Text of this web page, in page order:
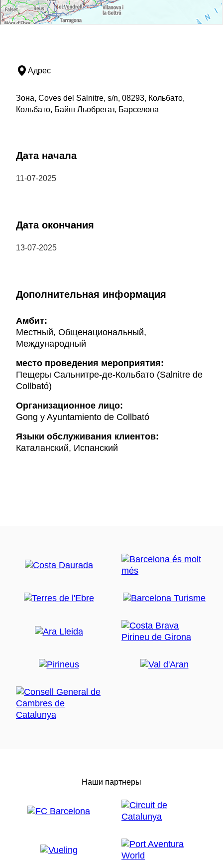
Адрес
Зона, Coves del Salnitre, s/n, 08293, Кольбато,
Кольбато, Байш Льобрегат, Барселона
Дата начала
11-07-2025
Дата окончания
13-07-2025
Дополнительная информация
Амбит:
Местный, Общенациональный,
Международный
место проведения мероприятия:
Пещеры Сальнитре-де-Кольбато (Salnitre de
Collbató)
Организационное лицо:
Gong y Ayuntamiento de Collbató
Языки обслуживания клиентов:
Каталанский, Испанский
Наши партнеры